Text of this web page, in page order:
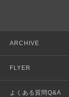
ARCHIVE
FLYER
よくある質問Q&A